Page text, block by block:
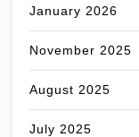
January 2026
November 2025
August 2025
July 2025